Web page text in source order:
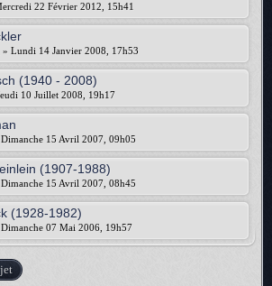
22 Février 2012, 15h41
» Lundi 14 Janvier 2008, 17h53
(1940 - 2008)
10 Juillet 2008, 19h17
15 Avril 2007, 09h05
(1907-1988)
15 Avril 2007, 08h45
(1928-1982)
07 Mai 2006, 19h57